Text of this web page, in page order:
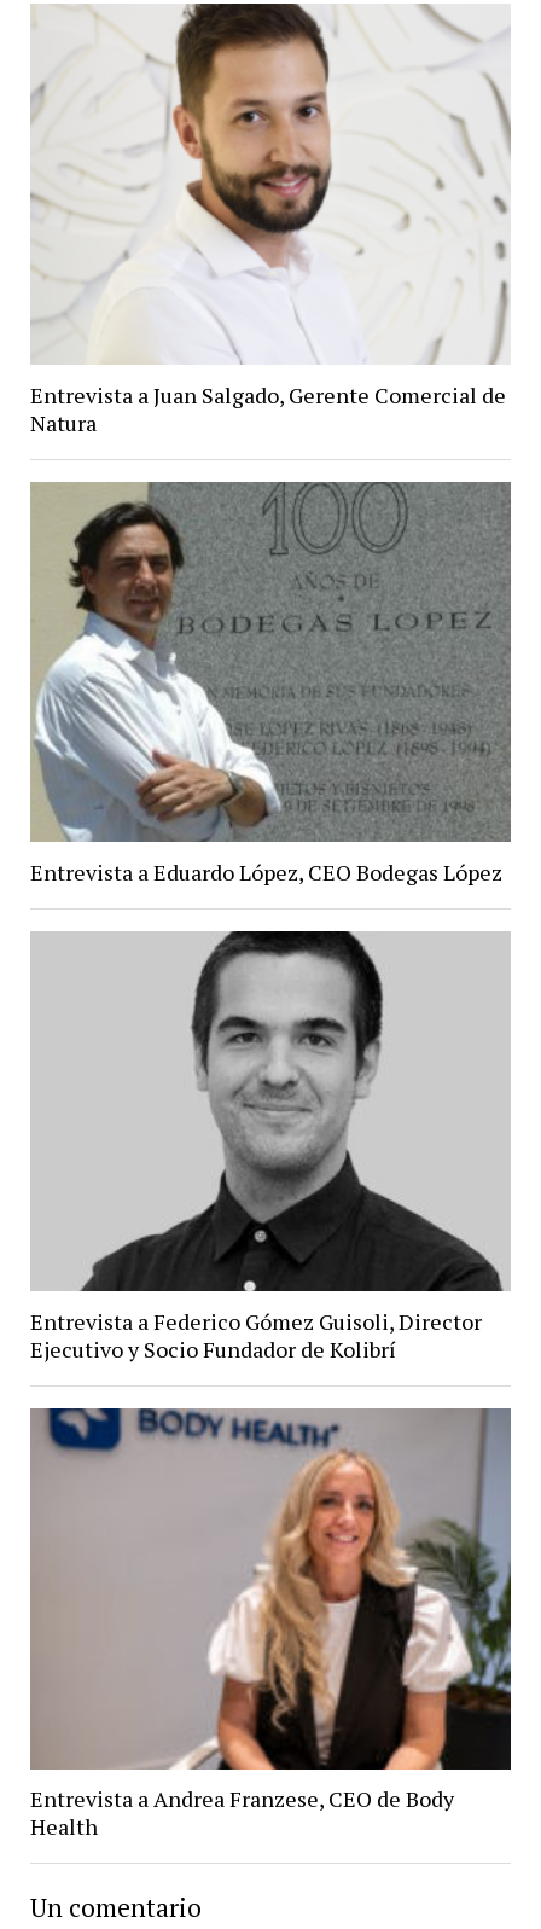
Entrevista a Juan Salgado, Gerente Comercial de
Natura
Entrevista a Eduardo López, CEO Bodegas López
Entrevista a Federico Gómez Guisoli, Director
Ejecutivo y Socio Fundador de Kolibrí
Entrevista a Andrea Franzese, CEO de Body
Health
Un comentario